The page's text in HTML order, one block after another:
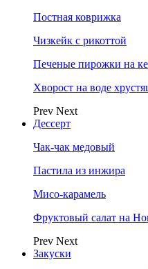
Постная коврижка
Чизкейк с рикоттой
Печеные пирожки на
Хворост на воде
Prev Next
Дессерт
Чак-чак медовый
Пастила из инжира
Мисо-карамель
Фруктовый салат на
Prev Next
Закуски